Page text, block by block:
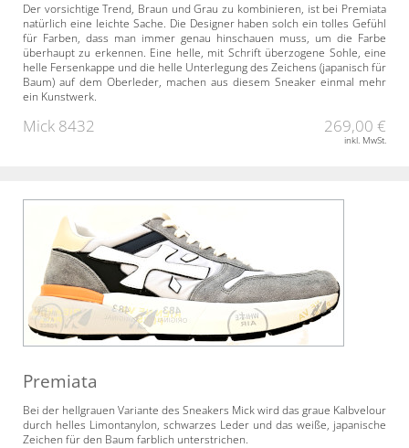
Der vorsichtige Trend, Braun und Grau zu kombinieren, ist bei Premiata
natürlich eine leichte Sache. Die Designer haben solch ein tolles Gefühl
für Farben, dass man immer genau hinschauen muss, um die Farbe
überhaupt zu erkennen. Eine helle, mit Schrift überzogene Sohle, eine
helle Fersenkappe und die helle Unterlegung des Zeichens (japanisch für
Baum) auf dem Oberleder, machen aus diesem Sneaker einmal mehr
ein Kunstwerk.
Mick 8432 269,00 €
inkl. MwSt.
Premiata
Bei der hellgrauen Variante des Sneakers Mick wird das graue Kalbvelour
durch helles Limontanylon, schwarzes Leder und das weiße, japanische
Zeichen für den Baum farblich unterstrichen.